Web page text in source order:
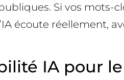
Si vos mots-
écoute réellement,
IA pour le